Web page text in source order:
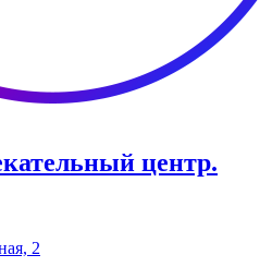
центр.
2